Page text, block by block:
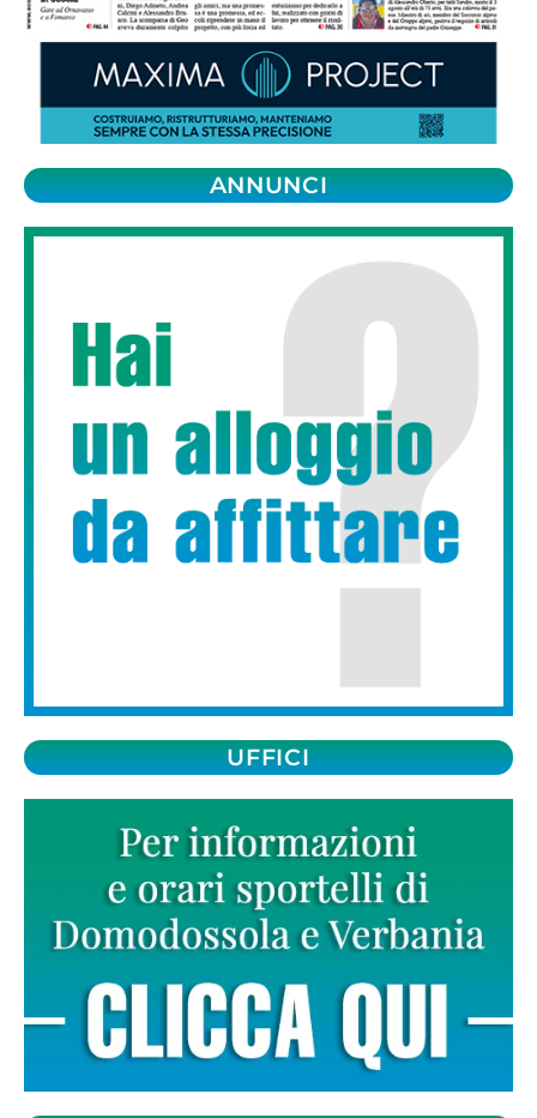
ANNUNCI
UFFICI